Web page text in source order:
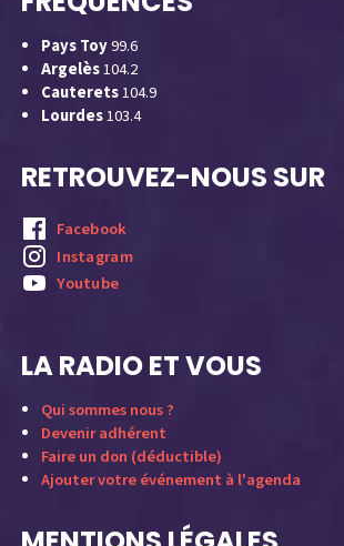
Pays Toy99.6
Argelès104.2
Cauterets104.9
Lourdes103.4
RETROUVEZ-NOUS SUR
Facebook
Instagram
Youtube
LA RADIO ET VOUS
Qui sommes nous ?
Devenir adhérent
Faire un don (déductible)
Ajouter votre événement à l'agenda